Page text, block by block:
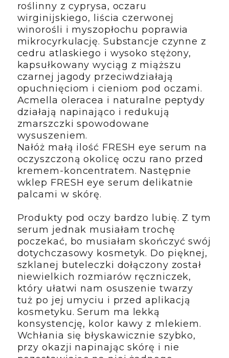
roślinny z cyprysa, oczaru
wirginijskiego, liścia czerwonej
winorośli i myszopłochu poprawia
mikrocyrkulację. Substancje czynne z
cedru atlaskiego i wysoko stężony,
kapsułkowany wyciąg z miąższu
czarnej jagody przeciwdziałają
opuchnięciom i cieniom pod oczami.
Acmella oleracea i naturalne peptydy
działają napinająco i redukują
zmarszczki spowodowane
wysuszeniem.
Nałóż małą ilość FRESH eye serum na
oczyszczoną okolicę oczu rano przed
kremem-koncentratem. Następnie
wklep FRESH eye serum delikatnie
palcami w skórę.
Produkty pod oczy bardzo lubię. Z tym
serum jednak musiałam trochę
poczekać, bo musiałam skończyć swój
dotychczasowy kosmetyk. Do pięknej,
szklanej buteleczki dołączony został
niewielkich rozmiarów ręczniczek,
który ułatwi nam osuszenie twarzy
tuż po jej umyciu i przed aplikacją
kosmetyku. Serum ma lekką
konsystencję, kolor kawy z mlekiem.
Wchłania się błyskawicznie szybko,
przy okazji napinając skórę i nie